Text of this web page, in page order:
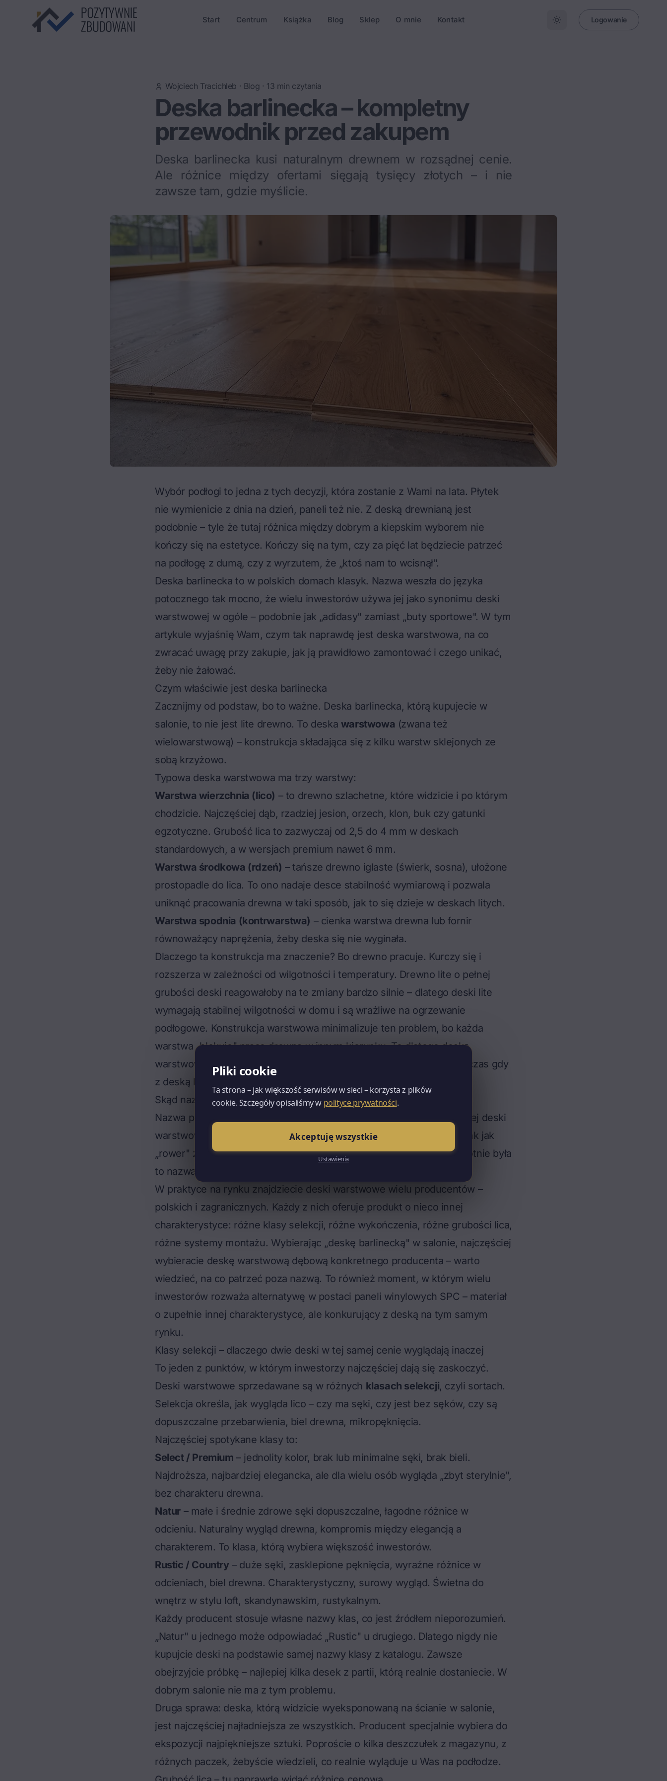
Start Centrum Książka Blog Sklep O mnie Kontakt Logowanie
Wojciech Tracichleb · Blog · 13 min czytania
Deska barlinecka – kompletny
przewodnik przed zakupem
Deska barlinecka kusi naturalnym drewnem w rozsądnej cenie.
Ale różnice między ofertami sięgają tysięcy złotych – i nie
zawsze tam, gdzie myślicie.
Wybór podłogi to jedna z tych decyzji, która zostanie z Wami na lata. Płytek
nie wymienicie z dnia na dzień, paneli też nie. Z deską drewnianą jest
podobnie – tyle że tutaj różnica między dobrym a kiepskim wyborem nie
kończy się na estetyce. Kończy się na tym, czy za pięć lat będziecie patrzeć
na podłogę z dumą, czy z wyrzutem, że „ktoś nam to wcisnął".
Deska barlinecka to w polskich domach klasyk. Nazwa weszła do języka
potocznego tak mocno, że wielu inwestorów używa jej jako synonimu deski
warstwowej w ogóle – podobnie jak „adidasy" zamiast „buty sportowe". W tym
artykule wyjaśnię Wam, czym tak naprawdę jest deska warstwowa, na co
zwracać uwagę przy zakupie, jak ją prawidłowo zamontować i czego unikać,
żeby nie żałować.
Czym właściwie jest deska barlinecka
Zacznijmy od podstaw, bo to ważne. Deska barlinecka, którą kupujecie w
salonie, to nie jest lite drewno. To deska warstwowa (zwana też
wielowarstwową) – konstrukcja składająca się z kilku warstw sklejonych ze
sobą krzyżowo.
Typowa deska warstwowa ma trzy warstwy:
Warstwa wierzchnia (lico) – to drewno szlachetne, które widzicie i po którym
chodzicie. Najczęściej dąb, rzadziej jesion, orzech, klon, buk czy gatunki
egzotyczne. Grubość lica to zazwyczaj od 2,5 do 4 mm w deskach
standardowych, a w wersjach premium nawet 6 mm.
Warstwa środkowa (rdzeń) – tańsze drewno iglaste (świerk, sosna), ułożone
prostopadle do lica. To ono nadaje desce stabilność wymiarową i pozwala
uniknąć pracowania drewna w taki sposób, jak to się dzieje w deskach litych.
Warstwa spodnia (kontrwarstwa) – cienka warstwa drewna lub fornir
równoważący naprężenia, żeby deska się nie wyginała.
Dlaczego ta konstrukcja ma znaczenie? Bo drewno pracuje. Kurczy się i
rozszerza w zależności od wilgotności i temperatury. Drewno lite o pełnej
grubości deski reagowałoby na te zmiany bardzo silnie – dlatego deski lite
wymagają stabilnej wilgotności w domu i są wrażliwe na ogrzewanie
podłogowe. Konstrukcja warstwowa minimalizuje ten problem, bo każda
warstwa „blokuje" pracę drewna w innym kierunku. To dlatego deska
warstwowa świetnie współpracuje z ogrzewaniem podłogowym, podczas gdy
z deską litą jest to ryzykowne.
Skąd nazwa „barlinecka" i czy to ma znaczenie przy wyborze
Nazwa pochodzi od miasta Barlinek i działającej tam firmy produkującej deski
warstwowe. Z czasem nazwa skleiła się z całą kategorią produktu – tak jak
„rower" zaczął oznaczać dowolny pojazd dwukołowy, mimo że pierwotnie była
to nazwa konkretnej marki.
W praktyce na rynku znajdziecie deski warstwowe wielu producentów –
polskich i zagranicznych. Każdy z nich oferuje produkt o nieco innej
charakterystyce: różne klasy selekcji, różne wykończenia, różne grubości lica,
różne systemy montażu. Wybierając „deskę barlinecką" w salonie, najczęściej
wybieracie deskę warstwową dębową konkretnego producenta – warto
wiedzieć, na co patrzeć poza nazwą. To również moment, w którym wielu
inwestorów rozważa alternatywę w postaci paneli winylowych SPC – materiał
o zupełnie innej charakterystyce, ale konkurujący z deską na tym samym
rynku.
Klasy selekcji – dlaczego dwie deski w tej samej cenie wyglądają inaczej
To jeden z punktów, w którym inwestorzy najczęściej dają się zaskoczyć.
Deski warstwowe sprzedawane są w różnych klasach selekcji, czyli sortach.
Selekcja określa, jak wygląda lico – czy ma sęki, czy jest bez sęków, czy są
dopuszczalne przebarwienia, biel drewna, mikropęknięcia.
Najczęściej spotykane klasy to:
Select / Premium – jednolity kolor, brak lub minimalne sęki, brak bieli.
Najdroższa, najbardziej elegancka, ale dla wielu osób wygląda „zbyt sterylnie",
bez charakteru drewna.
Natur – małe i średnie zdrowe sęki dopuszczalne, łagodne różnice w
odcieniu. Naturalny wygląd drewna, kompromis między elegancją a
charakterem. To klasa, którą wybiera większość inwestorów.
Rustic / Country– duże sęki, zasklepione pęknięcia, wyraźne różnice w
odcieniach, biel drewna. Charakterystyczny, surowy wygląd. Świetna do
wnętrz w stylu loft, skandynawskim, rustykalnym.
Każdy producent stosuje własne nazwy klas, co jest źródłem nieporozumień.
„Natur" u jednego może odpowiadać „Rustic" u drugiego. Dlatego nigdy nie
kupujcie deski na podstawie samej nazwy klasy z katalogu. Zawsze
obejrzyjcie próbkę – najlepiej kilka desek z partii, którą realnie dostaniecie. W
dobrym salonie nie ma z tym problemu.
Druga sprawa: deska, którą widzicie wyeksponowaną na ścianie w salonie,
jest najczęściej najładniejsza ze wszystkich. Producent specjalnie wybiera do
ekspozycji najpiękniejsze sztuki. Poproście o kilka deszczułek z magazynu, z
różnych paczek, żebyście wiedzieli, co realnie wyląduje u Was na podłodze.
Pliki cookie
Ta strona – jak większość serwisów w sieci – korzysta z plików
cookie. Szczegóły opisaliśmy w polityce prywatności.
Akceptuję wszystkie
Ustawienia